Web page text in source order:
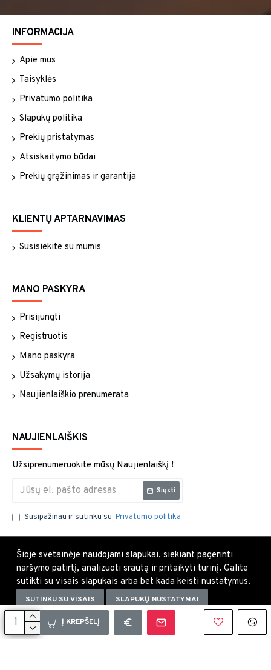
Į KREPŠELĮ
INFORMACIJA
Apie mus
Taisyklės
Privatumo politika
Slapukų politika
Prekių pristatymas
Atsiskaitymo būdai
Prekių grąžinimas ir garantija
KLIENTŲ APTARNAVIMAS
Susisiekite su mumis
MANO PASKYRA
Prisijungti
Registruotis
Mano paskyra
Užsakymų istorija
Naujienlaiškio prenumerata
NAUJIENLAIŠKIS
Užsiprenumeruokite mūsų Naujienlaiškį !
Siųsti
Susipažinau ir sutinku su Privatumo politika
Copyright © 2021, Visos teisės saugomos.
Šioje svetainėje naudojami slapukai, siekiant pagerinti
naršymo patirtį, analizuoti srautą ir pritaikyti turinį. Galite
sutikti su visais slapukais arba bet kada keisti nustatymus.
SUTINKU SU VISAIS SLAPUKŲ NUSTATYMAI
Uždaryti×